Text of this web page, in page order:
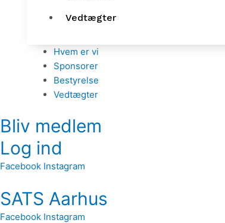
Vedtægter
Hvem er vi
Sponsorer
Bestyrelse
Vedtægter
Bliv medlem
Log ind
Facebook Instagram
SATS Aarhus
Facebook Instagram